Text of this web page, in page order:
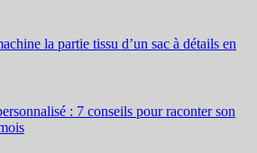
la partie tissu d’un sac à détails en
: 7 conseils pour raconter son